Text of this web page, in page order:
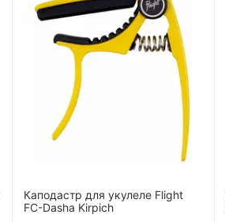
Каподастр для укулеле Flight
FC-Dasha Kirpich